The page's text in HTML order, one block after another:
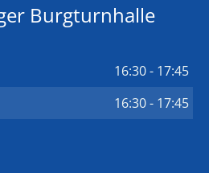
Burgturnhalle
16:30 - 17:45
16:30 - 17:45